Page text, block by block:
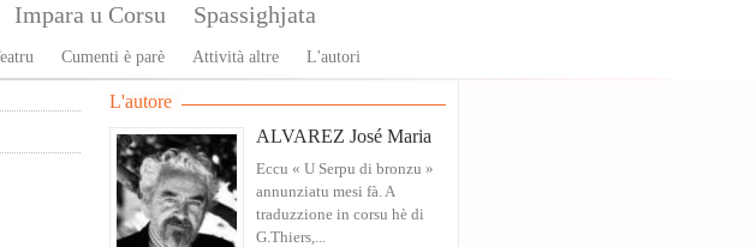
Cumenti è parè Attività altre L'autori
Impara u Corsu Spassighjata
L'autore
ALVAREZ José Maria
Eccu « U Serpu di bronzu »
annunziatu mesi fà. A
traduzzione in corsu hè di
G.Thiers,...